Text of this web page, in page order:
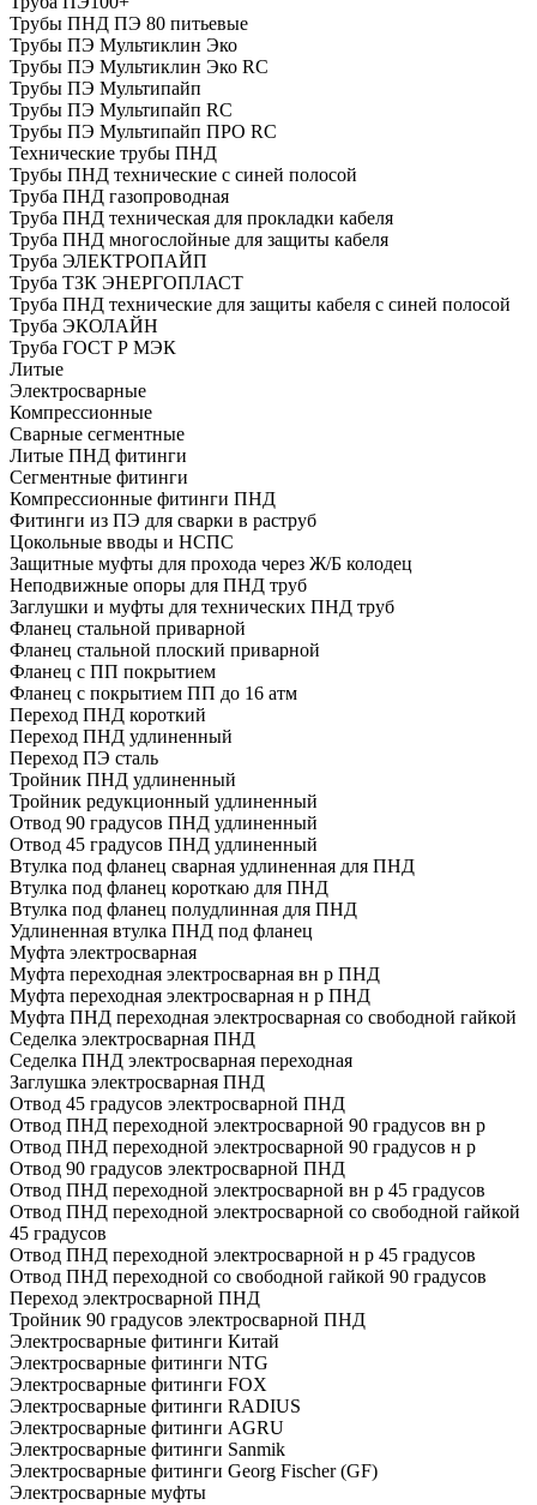
Трубы ПНД ПЭ 80 питьевые
Трубы ПЭ Мультиклин Эко
Трубы ПЭ Мультиклин Эко RC
Трубы ПЭ Мультипайп
Трубы ПЭ Мультипайп RC
Трубы ПЭ Мультипайп ПРО RC
Технические трубы ПНД
Трубы ПНД технические с синей полосой
Труба ПНД газопроводная
Труба ПНД техническая для прокладки кабеля
Труба ПНД многослойные для защиты кабеля
Труба ЭЛЕКТРОПАЙП
Труба ТЗК ЭНЕРГОПЛАСТ
Труба ПНД технические для защиты кабеля с синей полосой
Труба ЭКОЛАЙН
Труба ГОСТ Р МЭК
Литые
Электросварные
Компрессионные
Сварные сегментные
Литые ПНД фитинги
Сегментные фитинги
Компрессионные фитинги ПНД
Фитинги из ПЭ для сварки в раструб
Цокольные вводы и НСПС
Защитные муфты для прохода через Ж/Б колодец
Неподвижные опоры для ПНД труб
Заглушки и муфты для технических ПНД труб
Фланец стальной приварной
Фланец стальной плоский приварной
Фланец с ПП покрытием
Фланец с покрытием ПП до 16 атм
Переход ПНД короткий
Переход ПНД удлиненный
Переход ПЭ сталь
Тройник ПНД удлиненный
Тройник редукционный удлиненный
Отвод 90 градусов ПНД удлиненный
Отвод 45 градусов ПНД удлиненный
Втулка под фланец сварная удлиненная для ПНД
Втулка под фланец короткаю для ПНД
Втулка под фланец полудлинная для ПНД
Удлиненная втулка ПНД под фланец
Муфта электросварная
Муфта переходная электросварная вн р ПНД
Муфта переходная электросварная н р ПНД
Муфта ПНД переходная электросварная со свободной гайкой
Седелка электросварная ПНД
Седелка ПНД электросварная переходная
Заглушка электросварная ПНД
Отвод 45 градусов электросварной ПНД
Отвод ПНД переходной электросварной 90 градусов вн р
Отвод ПНД переходной электросварной 90 градусов н р
Отвод 90 градусов электросварной ПНД
Отвод ПНД переходной электросварной вн р 45 градусов
Отвод ПНД переходной электросварной со свободной гайкой
45 градусов
Отвод ПНД переходной электросварной н р 45 градусов
Отвод ПНД переходной со свободной гайкой 90 градусов
Переход электросварной ПНД
Тройник 90 градусов электросварной ПНД
Электросварные фитинги Китай
Электросварные фитинги NTG
Электросварные фитинги FOX
Электросварные фитинги RADIUS
Электросварные фитинги AGRU
Электросварные фитинги Sanmik
Электросварные фитинги Georg Fischer (GF)
Электросварные муфты